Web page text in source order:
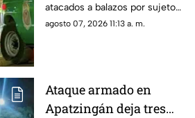
atacados a balazos por sujetos
armados que viajaban a bordo
policía municipal.
agosto 07, 2026 11:13 a. m.
Ataque armado en
Apatzingán deja tres